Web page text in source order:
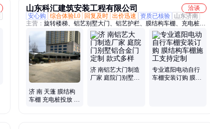
山东科汇建筑安装工程有限公司
洽谈
安心购
综合体验L0 回复及时 出价迅速 资质已核验
山东济南
主营： 旋转楼梯、铝艺别墅大门、铝艺护栏、膜结构车棚、充电桩车
棚、阳台护栏屏风、百叶玻璃隔墙、别墅铁艺大门、工地围挡、铁艺
护栏、二层钢结构、定制钢结构、钢结构仓库、庭院大门护栏、单层
玻璃隔断、小区铁艺大门、防火玻璃隔断
济 南 天蓬 膜结构
车棚 充电桩投放 耐
济 南铝艺大门制造
厂家 庭院门别墅铝
专业遮阳电动自行
车棚安装订购 膜结